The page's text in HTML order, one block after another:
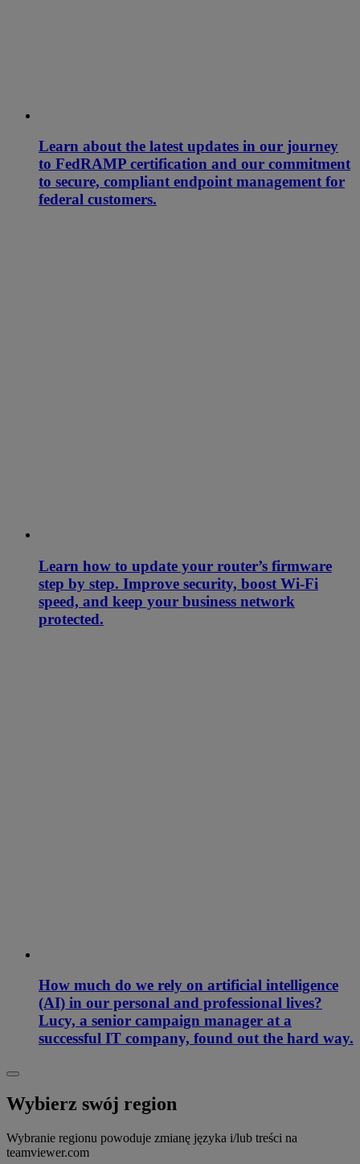
Learn about the latest updates in our journey
to FedRAMP certification and our commitment
to secure, compliant endpoint management for
federal customers.
Learn how to update your router’s firmware
step by step. Improve security, boost Wi-Fi
speed, and keep your business network
protected.
How much do we rely on artificial intelligence
(AI) in our personal and professional lives?
Lucy, a senior campaign manager at a
successful IT company, found out the hard way.
Wybierz swój region
Wybranie regionu powoduje zmianę języka i/lub treści na
teamviewer.com